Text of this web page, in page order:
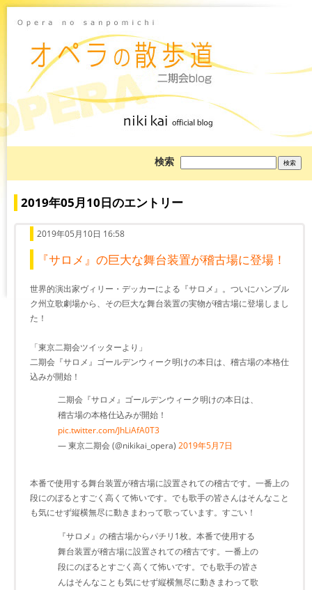
検索
を
索:
2019年05月10日のエントリー
2019年05月10日 16:58
『サロメ』の巨大な舞台装置が稽古場に登場！
世界的演出家ヴィリー・デッカーによる『サロメ』。ついにハンブル
ク州立歌劇場から、その巨大な舞台装置の実物が稽古場に登場しまし
た！
「東京二期会ツイッターより」
二期会『サロメ』ゴールデンウィーク明けの本日は、稽古場の本格仕
込みが開始！
二期会『サロメ』ゴールデンウィーク明けの本日は、
稽古場の本格仕込みが開始！
pic.twitter.com/JhLiAfA0T3
— 東京二期会 (@nikikai_opera) 2019年5月7日
本番で使用する舞台装置が稽古場に設置されての稽古です。一番上の
段にのぼるとすごく高くて怖いです。でも歌手の皆さんはそんなこと
も気にせず縦横無尽に動きまわって歌っています。すごい！
『サロメ』の稽古場からパチリ1枚。本番で使用する
舞台装置が稽古場に設置されての稽古です。一番上の
段にのぼるとすごく高くて怖いです。でも歌手の皆さ
んはそんなことも気にせず縦横無尽に動きまわって歌